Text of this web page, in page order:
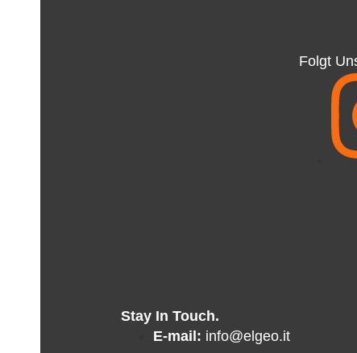
Stay In Touch.
E-mail: info@elgeo.it
Folgt